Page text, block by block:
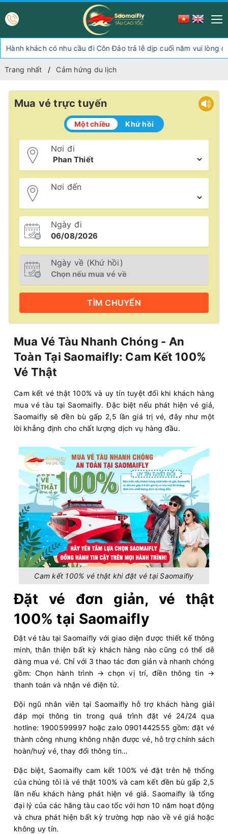
khách có nhu cầu đi Côn Đảo trả lễ dịp cuối năm vui lòng
Trang nhất Cảm hứng du lịch
Mua vé trực tuyến
Một chiều Khứ hồi
Nơi đi
Nơi đến
Ngày đi
Ngày về (Khứ hồi)
TÌM CHUYẾN
Mua Vé Tàu Nhanh Chóng - An
Toàn Tại Saomaifly: Cam Kết 100%
Vé Thật
Cam kết vé thật 100% và uy tín tuyệt đối khi khách hàng
mua vé tàu tại Saomaifly. Đặc biệt nếu phát hiện vé giả,
Saomaifly sẽ đền bù gấp 2,5 lần giá trị vé, đây như một
lời khẳng định cho chất lượng dịch vụ hàng đầu.
Cam kết 100% vé thật khi đặt vé tại Saomaifly
Đặt vé đơn giản, vé thật
100% tại Saomaifly
Đặt vé tàu tại Saomaifly với giao diện được thiết kế thông
minh, thân thiện bất kỳ khách hàng nào cũng có thể dễ
dàng mua vé. Chỉ với 3 thao tác đơn giản và nhanh chóng
gồm: Chọn hành trình → chọn vị trí, điền thông tin →
thanh toán và nhận vé điện tử.
Đội ngũ nhân viên tại Saomaifly hỗ trợ khách hàng giải
đáp mọi thông tin trong quá trình đặt vé 24/24 qua
hotline: 1900599997 hoặc zalo 0901442555 gồm: đặt vé
thành công nhưng không nhận được vé, hỗ trợ chính sách
hoàn/huỷ vé, thay đổi thông tin…
Đặc biệt, Saomaifly cam kết 100% vé đặt trên hệ thống
của chúng tôi là vé thật 100% và cam kết đền bù gấp 2,5
lần nếu khách hàng phát hiện vé giả. Saomaifly là tổng
đại lý của các hãng tàu cao tốc với hơn 10 năm hoạt động
và chưa phát hiện bất kỳ trường hợp nào về vé giả hoặc
không uy tín.